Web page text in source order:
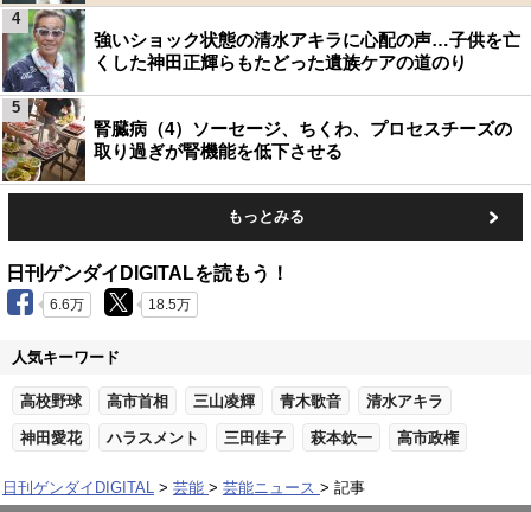
強いショック状態の清水アキラに心配の声…子供を亡
くした神田正輝らもたどった遺族ケアの道のり
4
腎臓病（4）ソーセージ、ちくわ、プロセスチーズの
取り過ぎが腎機能を低下させる
5
もっとみる
日刊ゲンダイDIGITALを読もう！
6.6万 18.5万
人気キーワード
高校野球 高市首相 三山凌輝 青木歌音 清水アキラ
神田愛花 ハラスメント 三田佳子 萩本欽一 高市政権
日刊ゲンダイDIGITAL 芸能 芸能ニュース 記事